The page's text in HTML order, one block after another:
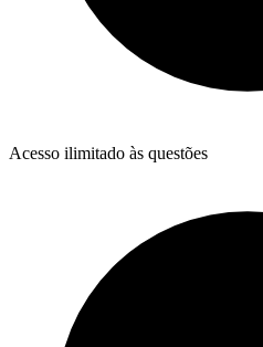
Acesso ilimitado às questões